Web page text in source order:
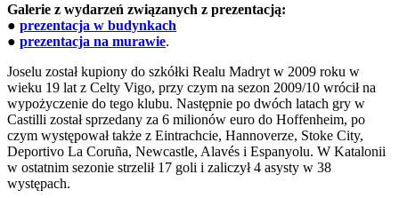
Galerie z wydarzeń związanych z prezentacją:
● prezentacja w budynkach
● prezentacja na murawie.
Joselu został kupiony do szkółki Realu Madryt w 2009 roku w
wieku 19 lat z Celty Vigo, przy czym na sezon 2009/10 wrócił na
wypożyczenie do tego klubu. Następnie po dwóch latach gry w
Castilli został sprzedany za 6 milionów euro do Hoffenheim, po
czym występował także z Eintrachcie, Hannoverze, Stoke City,
Deportivo La Coruña, Newcastle, Alavés i Espanyolu. W Katalonii
w ostatnim sezonie strzelił 17 goli i zaliczył 4 asysty w 38
występach.